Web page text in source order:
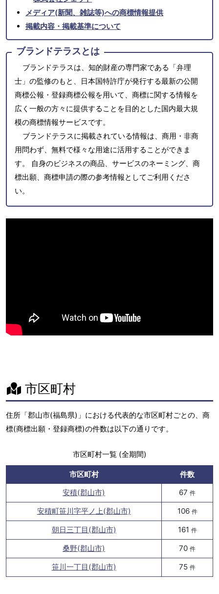
メディア(新聞、雑誌等)への商標情報提供
掲載内容・掲載基準について
ブランドテラスとは
ブランドテラスは、知的財産の専門家である「弁理
士」の監修のもと、日本国特許庁が発行する最新の公開
商標公報・登録商標公報を用いて、商標に関する情報を
広く一般の方々に提供することを目的とした国内最大規
模の商標情報サービスです。
ブランドテラスに掲載されている情報は、商用・非商
用問わず、無料で様々な用途に活用することができま
す。 自身のビジネスの商品、サービスのネーミング、商
標出願、商標申請の際の参考情報としてご利用くださ
い。
市区町村
住所「郡山市(福島県)」における代表的な市区町村ごとの、商
標(商標出願・登録商標)の件数は以下の通りです。
市区町村一覧 (全期間)
市区町村
件数
安積(郡山市)
67 件
安積町笹川字平ノ上(郡山市) 106 件
朝日三丁目(郡山市) 161 件
桑野(郡山市) 70 件
笹川一丁目(郡山市) 75 件